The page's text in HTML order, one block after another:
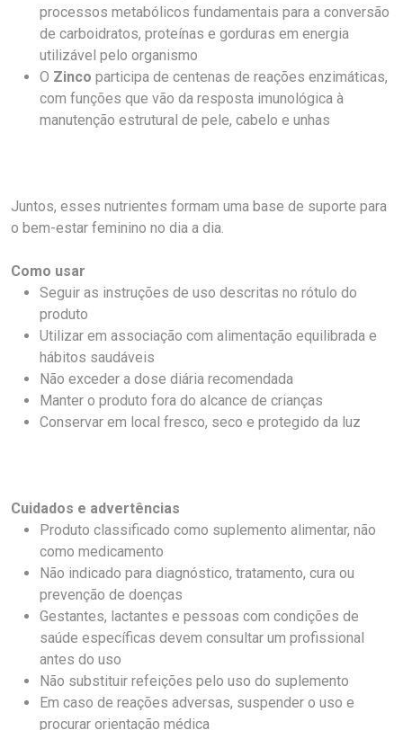
processos metabólicos fundamentais para a conversão
de carboidratos, proteínas e gorduras em energia
utilizável pelo organismo
O Zinco participa de centenas de reações enzimáticas,
com funções que vão da resposta imunológica à
manutenção estrutural de pele, cabelo e unhas
Juntos, esses nutrientes formam uma base de suporte para
o bem-estar feminino no dia a dia.
Como usar
Seguir as instruções de uso descritas no rótulo do
produto
Utilizar em associação com alimentação equilibrada e
hábitos saudáveis
Não exceder a dose diária recomendada
Manter o produto fora do alcance de crianças
Conservar em local fresco, seco e protegido da luz
Cuidados e advertências
Produto classificado como suplemento alimentar, não
como medicamento
Não indicado para diagnóstico, tratamento, cura ou
prevenção de doenças
Gestantes, lactantes e pessoas com condições de
saúde específicas devem consultar um profissional
antes do uso
Não substituir refeições pelo uso do suplemento
Em caso de reações adversas, suspender o uso e
procurar orientação médica